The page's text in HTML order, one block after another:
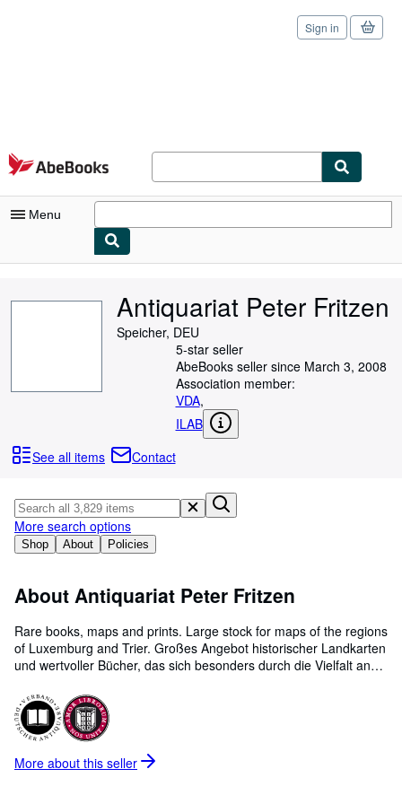
Skip to main content
AbeBooks.com
Sign in
Menu
Art & Collectibles
Textbooks
Sellers
Help
CLOSE
Antiquariat Peter Fritzen
Speicher, DEU
5-star seller
AbeBooks seller since March 3, 2008
Association member:
VDA,
ILAB
See all items
Contact
Shop About Policies
More search options
About Antiquariat Peter Fritzen
Rare books, maps and prints. Large stock for maps of the regions
of Luxemburg and Trier. Großes Angebot historischer Landkarten
und wertvoller Bücher, das sich besonders durch die Vielfalt an
Schwerpunkt sind seltene und wertvolle Bücher des 15. bis 18.
Jahrhunderts. Gerne beraten wir Sie beim Aufbau und der Pflege
Ihrer Sammlung. Bei der Auswahl kleinerer oder repräsentativer
Geschenke stehen wir Ihnen gerne hilfreich zur Seite. Am Ankauf
von Bibliotheken und wertvollen Einzelstücken sind wir jederzeit
More about this seller